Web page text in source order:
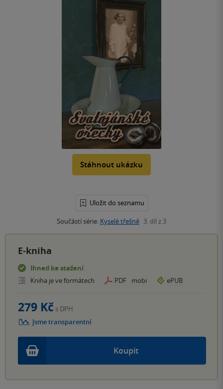
Stáhnout ukázku
Uložit do seznamu
Součástí série: Kyselé třešně 3. díl z 3
E-kniha
Ihned ke stažení
Kniha je ve formátech
PDF mobi ePUB
Koupit
279 Kč s DPH
Jsme transparentní